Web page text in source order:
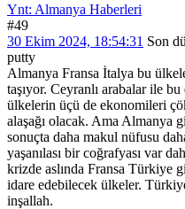
Ynt: Almanya Haberleri
#49
30 Ekim 2024, 18:54:31 Son
putty
Almanya Fransa İtalya bu
taşıyor. Ceyranlı arabalar ile
ülkelerin üçü de ekonomileri
alaşağı olacak. Ama Almanya
sonuçta daha makul nüfusu
yaşanılası bir coğrafyası var
krizde aslında Fransa Türkiye
idare edebilecek ülkeler.
inşallah.